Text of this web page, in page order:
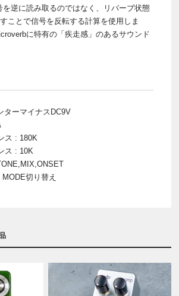
を逆に読み取るのではなく、リバーブ状態
ことで信号を反転する計算を使用しま
に特有の「疾走感」のあるサウンド
ターマイナスDC9V
ス : 180K
ス : 10K
切り替え